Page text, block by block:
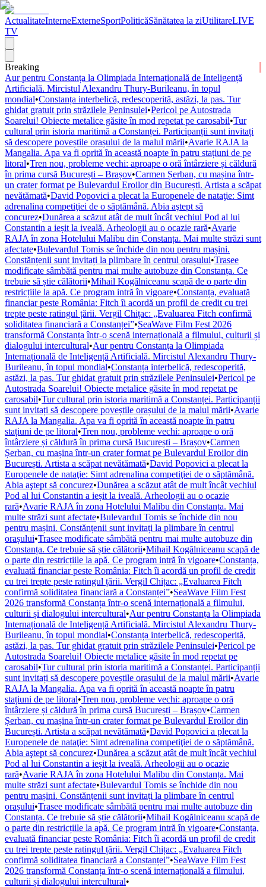
ActualitateInterneExterneSportPoliticăSănătatea la ziUtilitareLIVE
TV
Breaking
Aur pentru Constanța la Olimpiada Internațională de Inteligență
Artificială. Mircistul Alexandru Thury-Burileanu, în topul
mondial•Constanța interbelică, redescoperită, astăzi, la pas. Tur
ghidat gratuit prin străzilele Peninsulei•Pericol pe Autostrada
Soarelui! Obiecte metalice găsite în mod repetat pe carosabil•Tur
cultural prin istoria maritimă a Constanței. Participanții sunt invitați
să descopere poveștile orașului de la malul mării•Avarie RAJA la
Mangalia. Apa va fi oprită în această noapte în patru stațiuni de pe
litoral•Tren nou, probleme vechi: aproape o oră întârziere și căldură
în prima cursă București – Brașov•Carmen Șerban, cu mașina într-
un crater format pe Bulevardul Eroilor din București. Artista a scăpat
nevătămată•David Popovici a plecat la Europenele de nataţie: Simt
adrenalina competiţiei de o săptămână. Abia aştept să
concurez•Dunărea a scăzut atât de mult încât vechiul Pod al lui
Constantin a ieșit la iveală. Arheologii au o ocazie rară•Avarie
RAJA în zona Hotelului Malibu din Constanța. Mai multe străzi sunt
afectate•Bulevardul Tomis se închide din nou pentru mașini.
Constănțenii sunt invitați la plimbare în centrul orașului•Trasee
modificate sâmbătă pentru mai multe autobuze din Constanța. Ce
trebuie să știe călătorii•Mihail Kogălniceanu scapă de o parte din
restricțiile la apă. Ce program intră în vigoare•Constanța, evaluată
financiar peste România: Fitch îi acordă un profil de credit cu trei
trepte peste ratingul țării. Vergil Chițac: „Evaluarea Fitch confirmă
soliditatea financiară a Constanței”•SeaWave Film Fest 2026
transformă Constanța într-o scenă internațională a filmului, culturii și
dialogului intercultural•Aur pentru Constanța la Olimpiada
Internațională de Inteligență Artificială. Mircistul Alexandru Thury-
Burileanu, în topul mondial•Constanța interbelică, redescoperită,
astăzi, la pas. Tur ghidat gratuit prin străzilele Peninsulei•Pericol pe
Autostrada Soarelui! Obiecte metalice găsite în mod repetat pe
carosabil•Tur cultural prin istoria maritimă a Constanței. Participanții
sunt invitați să descopere poveștile orașului de la malul mării•Avarie
RAJA la Mangalia. Apa va fi oprită în această noapte în patru
stațiuni de pe litoral•Tren nou, probleme vechi: aproape o oră
întârziere și căldură în prima cursă București – Brașov•Carmen
Șerban, cu mașina într-un crater format pe Bulevardul Eroilor din
București. Artista a scăpat nevătămată•David Popovici a plecat la
Europenele de nataţie: Simt adrenalina competiţiei de o săptămână.
Abia aştept să concurez•Dunărea a scăzut atât de mult încât vechiul
Pod al lui Constantin a ieșit la iveală. Arheologii au o ocazie
rară•Avarie RAJA în zona Hotelului Malibu din Constanța. Mai
multe străzi sunt afectate•Bulevardul Tomis se închide din nou
pentru mașini. Constănțenii sunt invitați la plimbare în centrul
orașului•Trasee modificate sâmbătă pentru mai multe autobuze din
Constanța. Ce trebuie să știe călătorii•Mihail Kogălniceanu scapă de
o parte din restricțiile la apă. Ce program intră în vigoare•Constanța,
evaluată financiar peste România: Fitch îi acordă un profil de credit
cu trei trepte peste ratingul țării. Vergil Chițac: „Evaluarea Fitch
confirmă soliditatea financiară a Constanței”•SeaWave Film Fest
2026 transformă Constanța într-o scenă internațională a filmului,
culturii și dialogului intercultural•Aur pentru Constanța la Olimpiada
Internațională de Inteligență Artificială. Mircistul Alexandru Thury-
Burileanu, în topul mondial•Constanța interbelică, redescoperită,
astăzi, la pas. Tur ghidat gratuit prin străzilele Peninsulei•Pericol pe
Autostrada Soarelui! Obiecte metalice găsite în mod repetat pe
carosabil•Tur cultural prin istoria maritimă a Constanței. Participanții
sunt invitați să descopere poveștile orașului de la malul mării•Avarie
RAJA la Mangalia. Apa va fi oprită în această noapte în patru
stațiuni de pe litoral•Tren nou, probleme vechi: aproape o oră
întârziere și căldură în prima cursă București – Brașov•Carmen
Șerban, cu mașina într-un crater format pe Bulevardul Eroilor din
București. Artista a scăpat nevătămată•David Popovici a plecat la
Europenele de nataţie: Simt adrenalina competiţiei de o săptămână.
Abia aştept să concurez•Dunărea a scăzut atât de mult încât vechiul
Pod al lui Constantin a ieșit la iveală. Arheologii au o ocazie
rară•Avarie RAJA în zona Hotelului Malibu din Constanța. Mai
multe străzi sunt afectate•Bulevardul Tomis se închide din nou
pentru mașini. Constănțenii sunt invitați la plimbare în centrul
orașului•Trasee modificate sâmbătă pentru mai multe autobuze din
Constanța. Ce trebuie să știe călătorii•Mihail Kogălniceanu scapă de
o parte din restricțiile la apă. Ce program intră în vigoare•Constanța,
evaluată financiar peste România: Fitch îi acordă un profil de credit
cu trei trepte peste ratingul țării. Vergil Chițac: „Evaluarea Fitch
confirmă soliditatea financiară a Constanței”•SeaWave Film Fest
2026 transformă Constanța într-o scenă internațională a filmului,
culturii și dialogului intercultural•